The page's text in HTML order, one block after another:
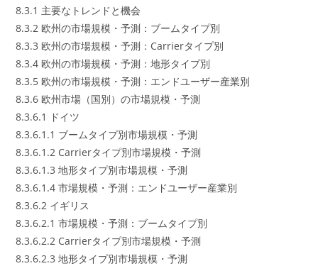
8.3.1 主要なトレンドと機会
8.3.2 欧州の市場規模・予測：ブームタイプ別
8.3.3 欧州の市場規模・予測：Carrierタイプ別
8.3.4 欧州の市場規模・予測：地形タイプ別
8.3.5 欧州の市場規模・予測：エンドユーザー産業別
8.3.6 欧州市場（国別）の市場規模・予測
8.3.6.1 ドイツ
8.3.6.1.1 ブームタイプ別市場規模・予測
8.3.6.1.2 Carrierタイプ別市場規模・予測
8.3.6.1.3 地形タイプ別市場規模・予測
8.3.6.1.4 市場規模・予測：エンドユーザー産業別
8.3.6.2 イギリス
8.3.6.2.1 市場規模・予測：ブームタイプ別
8.3.6.2.2 Carrierタイプ別市場規模・予測
8.3.6.2.3 地形タイプ別市場規模・予測